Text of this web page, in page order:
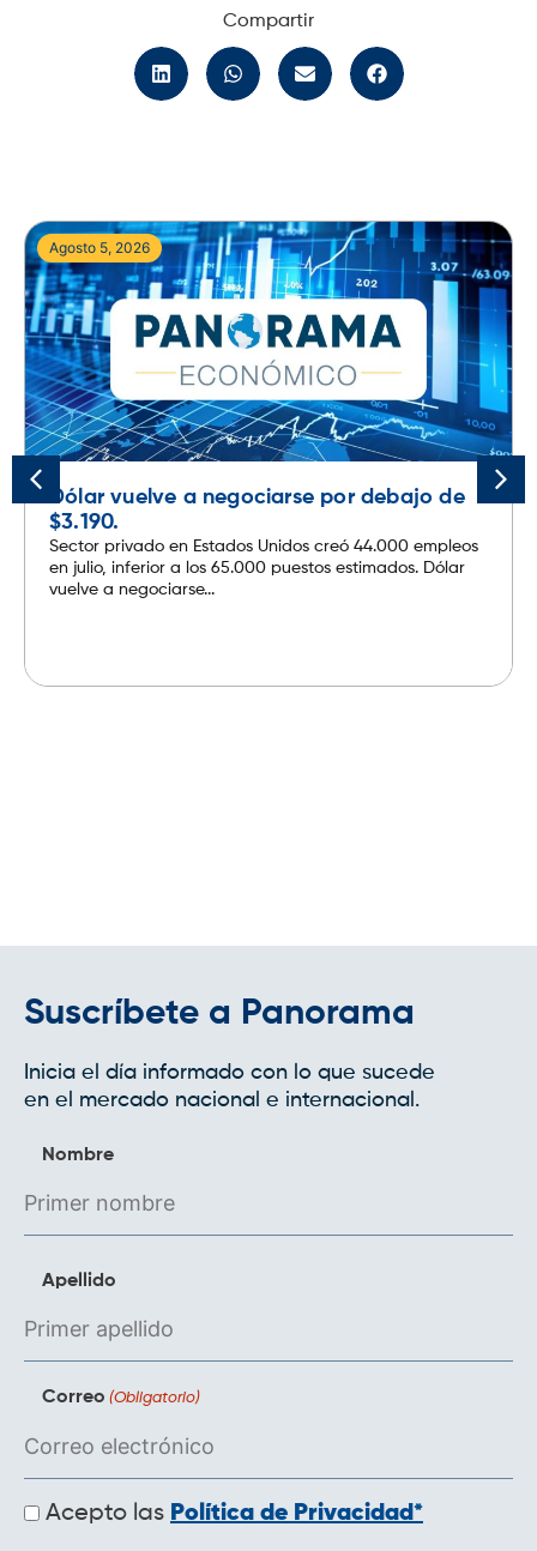
Compartir
Agosto 5, 2026
Dólar vuelve a negociarse por debajo de
$3.190.
Sector privado en Estados Unidos creó 44.000 empleos
en julio, inferior a los 65.000 puestos estimados. Dólar
vuelve a negociarse...
Suscríbete a Panorama
Inicia el día informado con lo que sucede
en el mercado nacional e internacional.
Nombre
Apellido
Correo (Obligatorio)
Políticas
de
Acepto las Política de Privacidad*